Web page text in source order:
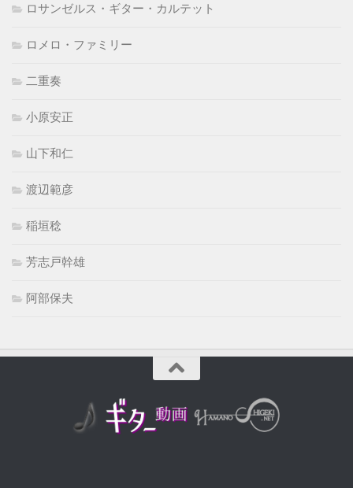
ロサンゼルス・ギター・カルテット
ロメロ・ファミリー
二重奏
小原安正
山下和仁
渡辺範彦
稲垣稔
芳志戸幹雄
阿部保夫